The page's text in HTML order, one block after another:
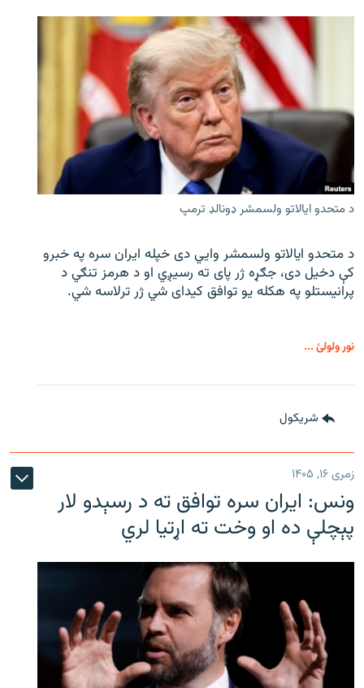
د متحدو ایالاتو ولسمشر ډونالډ ترمپ
د متحدو ایالاتو ولسمشر وايي دی خپله ایران سره په خبرو
کې دخیل دی، جګړه ژر پای ته رسیږي او د هرمز تنګي د
پرانیستلو په هکله یو توافق کیدای شي ژر ترلاسه شي.
نور ولولئ ...
شريکول
زمری ۱۶, ۱۴۰۵
ونس: ایران سره توافق ته د رسېدو لار
پېچلې ده او وخت ته اړتیا لري